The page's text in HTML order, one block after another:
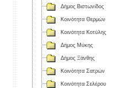
Δήμος Βιστωνίδος
Κοινότητα Θερμών
Κοινότητα Κοτύλης
Δήμος Μύκης
Δήμος Ξάνθης
Κοινότητα Σατρών
Κοινότητα Σελέρου